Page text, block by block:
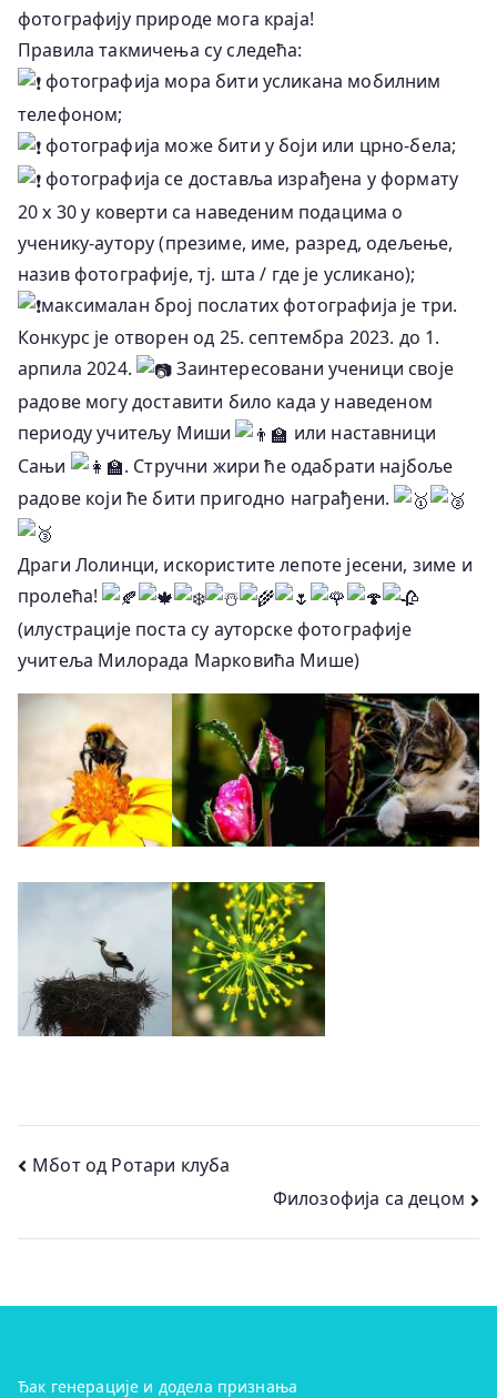
фотографију природе мога краја!
Правила такмичења су следећа:
фотографија мора бити усликана мобилним
телефоном;
фотографија може бити у боји или црно-бела;
фотографија се доставља израђена у формату
20 x 30 у коверти са наведеним подацима о
ученику-аутору (презиме, име, разред, одељење,
назив фотографије, тј. шта / где је усликано);
максималан број послатих фотографија је три.
Конкурс је отворен од 25. септембра 2023. до 1.
арпила 2024.
Заинтересовани ученици своје
радове могу доставити било када у наведеном
периоду учитељу Миши
или наставници
Сањи
. Стручни жири ће одабрати најбоље
радове који ће бити пригодно награђени.
Драги Лолинци, искористите лепоте јесени, зиме и
пролећа!
(илустрације поста су ауторске фотографије
учитеља Милорада Марковића Мише)
Кретање
Мбот од Ротари клуба
Филозофија са децом
Ђак генерације и додела признања